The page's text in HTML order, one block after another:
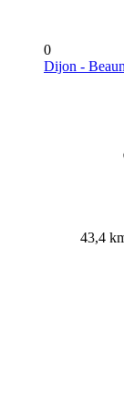
0
Dijon -
43,4